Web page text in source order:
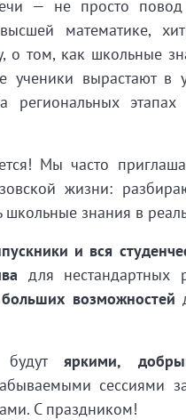
— не просто повод
математике,
о том, как школьные
вырастают в
Мы часто
жизни:
школьные знания в
и вся
для нестандартных
больших возможностей
будутяркими,
сессиями
С праздником!